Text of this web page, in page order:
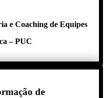
e Coaching de Equipes
– PUC
de